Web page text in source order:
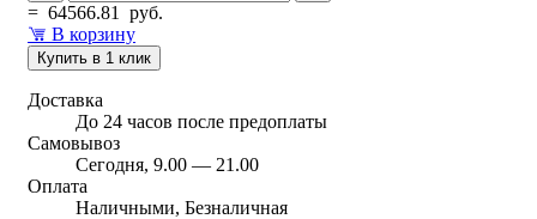
= 64566.81
руб.
В корзину
Купить в 1 клик
Доставка
До 24 часов после предоплаты
Самовывоз
Сегодня, 9.00 — 21.00
Оплата
Наличными, Безналичная